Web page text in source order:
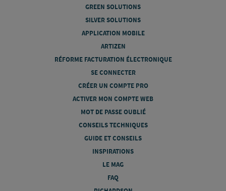
GREEN SOLUTIONS
SILVER SOLUTIONS
APPLICATION MOBILE
ARTIZEN
RÉFORME FACTURATION ÉLECTRONIQUE
SE CONNECTER
CRÉER UN COMPTE PRO
ACTIVER MON COMPTE WEB
MOT DE PASSE OUBLIÉ
CONSEILS TECHNIQUES
GUIDE ET CONSEILS
INSPIRATIONS
LE MAG
FAQ